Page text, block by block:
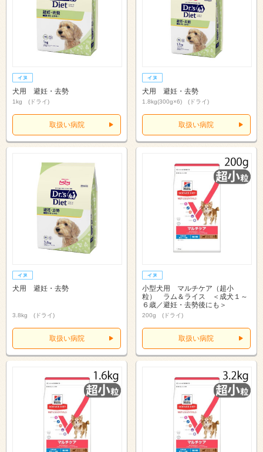
犬用 避妊・去勢
1kg (ドライ)
取扱い病院
犬用 避妊・去勢
1.8kg(300g×6) (ドライ)
取扱い病院
犬用 避妊・去勢
3.8kg (ドライ)
取扱い病院
小型犬用 マルチケア（超小
粒） ラム＆ライス ＜成犬１～
６歳／避妊・去勢後にも＞
200g (ドライ)
取扱い病院